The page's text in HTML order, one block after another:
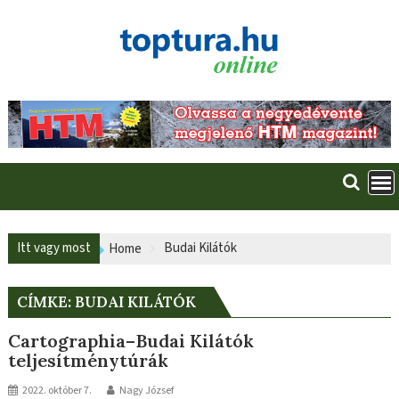
Itt vagy most Home Budai Kilátók
CÍMKE: BUDAI KILÁTÓK
Cartographia–Budai Kilátók
teljesítménytúrák
2022. október 7. Nagy József